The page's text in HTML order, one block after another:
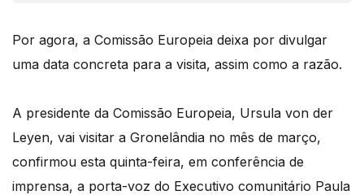
Por agora, a Comissão Europeia deixa por divulgar
uma data concreta para a visita, assim como a razão.
A presidente da Comissão Europeia, Ursula von der
Leyen, vai visitar a Gronelândia no mês de março,
confirmou esta quinta-feira, em conferência de
imprensa, a porta-voz do Executivo comunitário Paula